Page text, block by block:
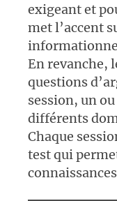
exigeant et
met l’accent
En revanche,
questions
session, un ou
différents
Chaque
test qui